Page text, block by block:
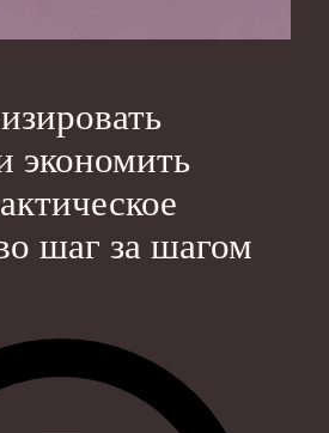
экономить
шаг за шагом